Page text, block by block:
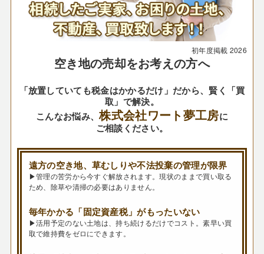
初年度掲載 2026
空き地の売却をお考えの方へ
「放置していても税金はかかるだけ」だから、賢く「買
取」で解決。
こんなお悩み、株式会社ワート夢工房に
ご相談ください。
遠方の空き地、草むしりや不法投棄の管理が限界
▶管理の苦労から今すぐ解放されます。現状のままで買い取る
ため、除草や清掃の必要はありません。
毎年かかる「固定資産税」がもったいない
▶活用予定のない土地は、持ち続けるだけでコスト。素早い買
取で維持費をゼロにできます。